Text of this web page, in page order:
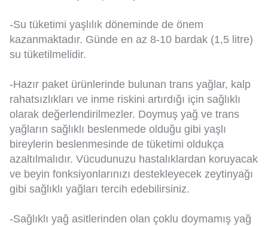
-Su tüketimi yaşlılık döneminde de önem
kazanmaktadır. Günde en az 8-10 bardak (1,5 litre)
su tüketilmelidir.
-Hazır paket ürünlerinde bulunan trans yağlar, kalp
rahatsızlıkları ve inme riskini artırdığı için sağlıklı
olarak değerlendirilmezler. Doymuş yağ ve trans
yağların sağlıklı beslenmede olduğu gibi yaşlı
bireylerin beslenmesinde de tüketimi oldukça
azaltılmalıdır. Vücudunuzu hastalıklardan koruyacak
ve beyin fonksiyonlarınızı destekleyecek zeytinyağı
gibi sağlıklı yağları tercih edebilirsiniz.
-Sağlıklı yağ asitlerinden olan çoklu doymamış yağ